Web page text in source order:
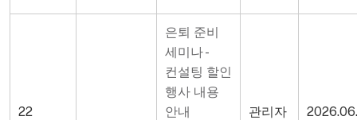
22
은퇴 준비
세미나 -
컨설팅 할인
행사 내용
안내
관리자